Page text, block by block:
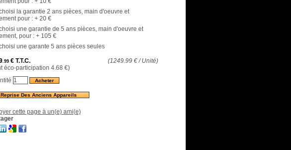
la garantie 2 ans pièces, main d'oeuvre et
pour :+ 20 €
une garantie de 5 ans pièces, main d'oeuvre et
pour :+ 105 €
une garante 5 ans pièces seules
(1249.99 €/ Unité)
.99€ T.T.C.
éco-participation 4.68 €)
Reprise Des Anciens Appareils
cette page à un(e) ami(e)